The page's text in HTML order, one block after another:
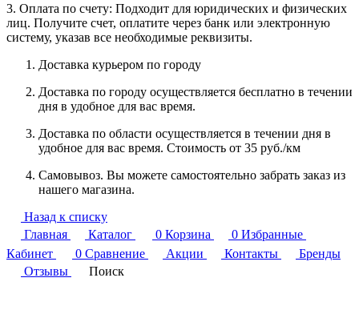
3. Оплата по счету: Подходит для юридических и физических
лиц. Получите счет, оплатите через банк или электронную
систему, указав все необходимые реквизиты.
Доставка курьером по городу
Доставка по городу осуществляется бесплатно в течении
дня в удобное для вас время.
Доставка по области осуществляется в течении дня в
удобное для вас время. Стоимость от 35 руб./км
Самовывоз. Вы можете самостоятельно забрать заказ из
нашего магазина.
Назад к списку
Главная
Каталог 0 Корзина 0 Избранные
Кабинет
0 Сравнение Акции Контакты
Бренды
Отзывы
Поиск